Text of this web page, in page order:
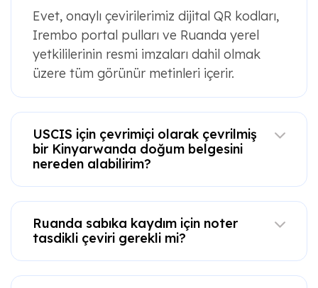
Evet, onaylı çevirilerimiz dijital QR kodları,
Irembo portal pulları ve Ruanda yerel
yetkililerinin resmi imzaları dahil olmak
üzere tüm görünür metinleri içerir.
USCIS için çevrimiçi olarak çevrilmiş
bir Kinyarwanda doğum belgesini
nereden alabilirim?
Ruanda sabıka kaydım için noter
tasdikli çeviri gerekli mi?